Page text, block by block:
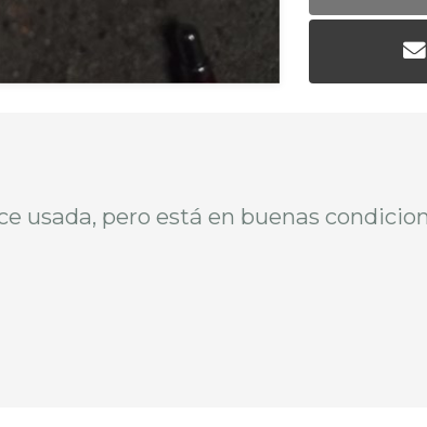
usada, pero está en buenas